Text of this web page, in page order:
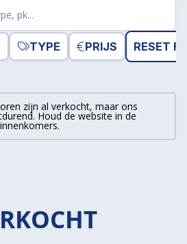
TYPE PRIJS RESET
zijn al verkocht, maar ons
Houd de website in de